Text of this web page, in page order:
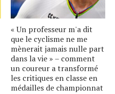
« Un professeur m'a dit
que le cyclisme ne me
mènerait jamais nulle part
dans la vie » – comment
un coureur a transformé
les critiques en classe en
médailles de championnat